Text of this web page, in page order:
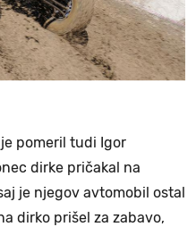
pomeril tudi Igor
dirke pričakal na
je njegov avtomobil ostal
dirko prišel za zabavo,